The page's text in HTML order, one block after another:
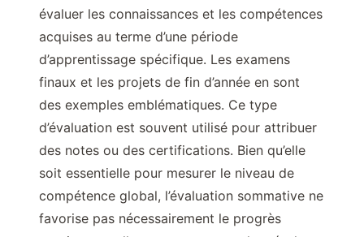
évaluer les connaissances et les compétences
acquises au terme d’une période
d’apprentissage spécifique. Les examens
finaux et les projets de fin d’année en sont
des exemples emblématiques. Ce type
d’évaluation est souvent utilisé pour attribuer
des notes ou des certifications. Bien qu’elle
soit essentielle pour mesurer le niveau de
compétence global, l’évaluation sommative ne
favorise pas nécessairement le progrès